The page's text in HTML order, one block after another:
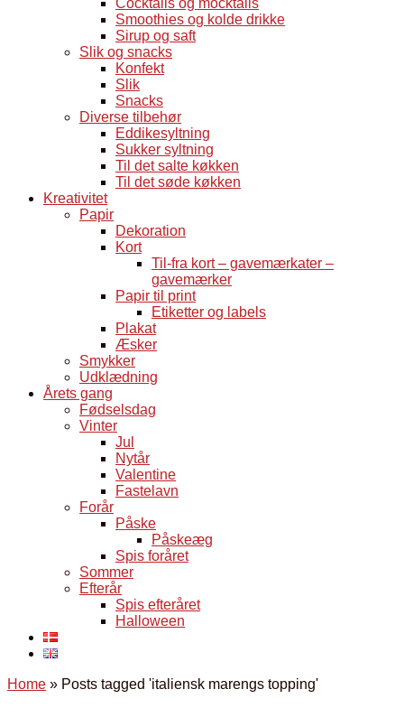
Cocktails og mocktails
Smoothies og kolde drikke
Sirup og saft
Slik og snacks
Konfekt
Slik
Snacks
Diverse tilbehør
Eddikesyltning
Sukker syltning
Til det salte køkken
Til det søde køkken
Kreativitet
Papir
Dekoration
Kort
Til-fra kort – gavemærkater –
gavemærker
Papir til print
Etiketter og labels
Plakat
Æsker
Smykker
Udklædning
Årets gang
Fødselsdag
Vinter
Jul
Nytår
Valentine
Fastelavn
Forår
Påske
Påskeæg
Spis foråret
Sommer
Efterår
Spis efteråret
Halloween
Home » Posts tagged 'italiensk marengs topping'